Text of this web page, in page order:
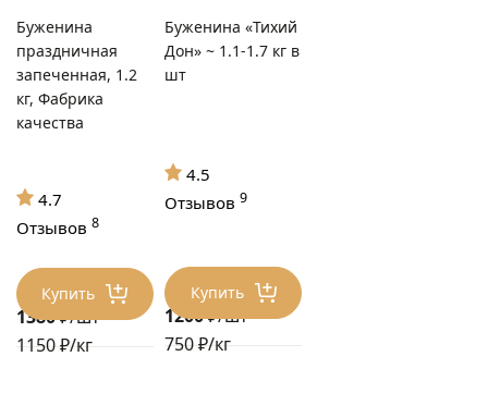
Купить
1380₽/шт
1150 ₽/кг
Буженина
праздничная
запеченная, 1.2
кг, Фабрика
качества
4.7
Отзывов 8
Купить
1200₽/шт
750 ₽/кг
Буженина «Тихий
Дон» ~ 1.1-1.7 кг в
шт
4.5
Отзывов9